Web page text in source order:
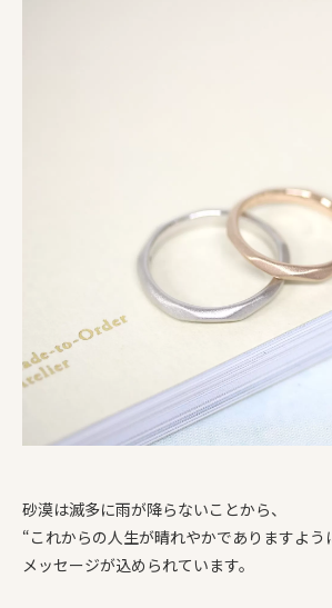
砂漠は滅多に雨が降らないことから、
“これからの人生が晴れやかでありますよう
メッセージが込められています。